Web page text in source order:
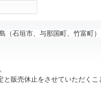
（石垣市、与那国町、竹富町
販売休止をさせていただく